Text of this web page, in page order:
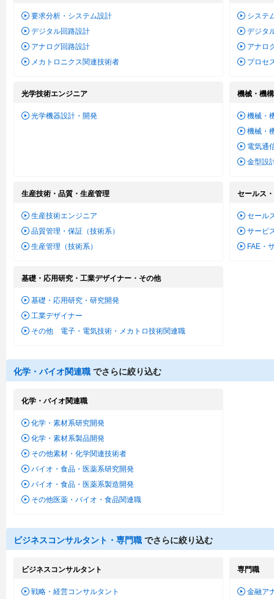
要求分析・システム設計
デジタル回路設計
アナログ回路設計
メカトロニクス関連技術者
システ
デジタ
アナロ
プロセ
光学技術エンジニア
光学機器設計・開発
機械・機
機械・
機械・
電気通
金型設
生産技術・品質・生産管理
生産技術エンジニア
品質管理・保証（技術系）
生産管理（技術系）
セールス
セール
サービ
FAE・
基礎・応用研究・工業デザイナー・その他
基礎・応用研究・研究開発
工業デザイナー
その他 電子・電気技術・メカトロ技術関連職
化学・バイオ関連職 でさらに絞り込む
化学・バイオ関連職
化学・素材系研究開発
化学・素材系製品開発
その他素材・化学関連技術者
バイオ・食品・医薬系研究開発
バイオ・食品・医薬系製造開発
その他医薬・バイオ・食品関連職
ビジネスコンサルタント・専門職 でさらに絞り込む
ビジネスコンサルタント
戦略・経営コンサルタント
専門職
金融ア